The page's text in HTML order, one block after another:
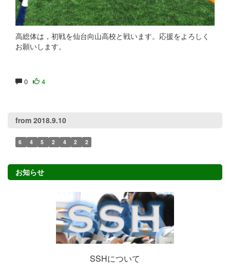
高総体は，初戦を仙台向山高校と戦います。応援をよろしく
お願いします。
0 4
from 2018.9.10
6 4 5 2 4 2 2
お知らせ
SSHについて